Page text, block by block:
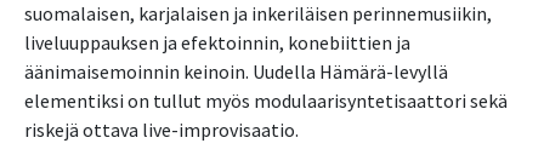
suomalaisen, karjalaisen ja inkeriläisen perinnemusiikin,
liveluuppauksen ja efektoinnin, konebiittien ja
äänimaisemoinnin keinoin. Uudella Hämärä-levyllä
elementiksi on tullut myös modulaarisyntetisaattori sekä
riskejä ottava live-improvisaatio.